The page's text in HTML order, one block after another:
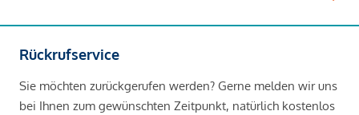
Rückrufservice
Sie möchten zurückgerufen werden? Gerne melden wir uns
bei Ihnen zum gewünschten Zeitpunkt, natürlich kostenlos